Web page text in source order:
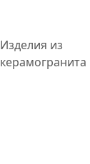
Изделия из
керамогранита